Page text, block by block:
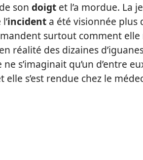
son doigt et l’a mordue. La
incident a été visionnée plus
surtout comment elle
réalité des dizaines
s’imaginait qu’un d’entre
elle s’est rendue chez le